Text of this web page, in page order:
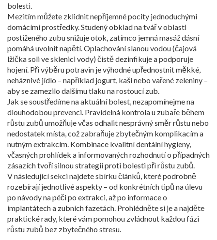
bolesti.
Mezitím můžete zklidnit nepříjemné pocity jednoduchými
domácími prostředky. Studený obklad na tvář v oblasti
postiženého zubu snižuje otok, zatímco jemná masáž dásní
pomáhá uvolnit napětí. Oplachování slanou vodou (čajová
lžička soli ve sklenici vody) čistě dezinfikuje a podporuje
hojení. Při výběru potravin je výhodné upřednostnit měkké,
neháznivé jídlo – například jogurt, kaši nebo vařené zeleniny –
aby se zamezilo dalšímu tlaku na rostoucí zub.
Jak se soustředíme na aktuální bolest, nezapomínejme na
dlouhodobou prevenci. Pravidelná kontrola u zubaře během
růstu zubů umožňuje včas odhalit nesprávný směr růstu nebo
nedostatek místa, což zabraňuje zbytečným komplikacím a
nutným extrakcím. Kombinace kvalitnídentální hygieny,
včasných prohlídek a informovaných rozhodnutí o případných
zásazích tvoří silnou strategii proti bolesti při růstu zubů.
V následující sekci najdete sbírku článků, které podrobně
rozebírají jednotlivé aspekty – od konkrétních tipů na úlevu
po návody na péči po extrakci, až po informace o
implantátech a zubních fazetách. Prohlédněte si je a najděte
praktické rady, které vám pomohou zvládnout každou fázi
růstu zubů bez zbytečného stresu.